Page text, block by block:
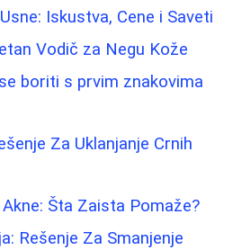
Iskustva, Cene i Saveti
Vodič za Negu Kože
boriti s prvim znakovima
Za Uklanjanje Crnih
Šta Zaista Pomaže?
Rešenje Za Smanjenje